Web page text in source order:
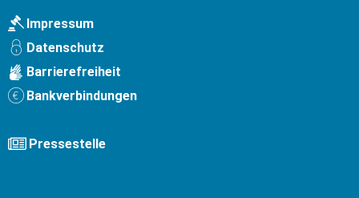
Impressum
Datenschutz
Barrierefreiheit
Bankverbindungen
Pressestelle